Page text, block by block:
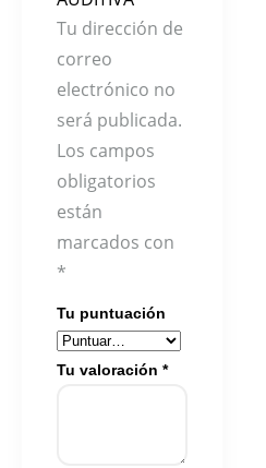
Tu dirección de
correo
electrónico no
será publicada.
Los campos
obligatorios
están
marcados con
*
Tu puntuación
Tu valoración *